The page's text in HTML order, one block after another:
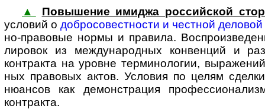
▲
Повышение имиджа рос­сий­ской
усло­вий одобросо­вестности и честной деловой
но-­пра­вовые нормы и правила.
лировок из между­на­род­ных конвенций и
контракта на уровне термино­логии,
ных правовых актов. Условия по целям
нюансов как демонстрация
контракта.